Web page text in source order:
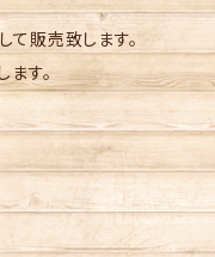
て販売致します。
す。